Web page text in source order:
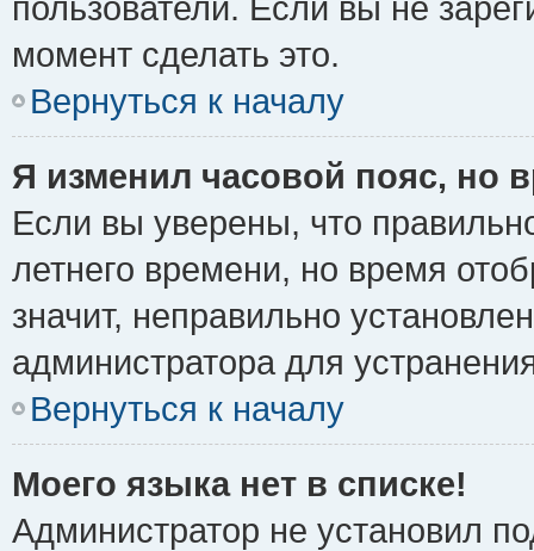
момент сделать это.
Вернуться к началу
Я изменил часовой пояс, но
Если вы уверены, что
летнего времени, но время
значит, неправильно
администратора для
Вернуться к началу
Моего языка нет в списке!
Администратор не установил